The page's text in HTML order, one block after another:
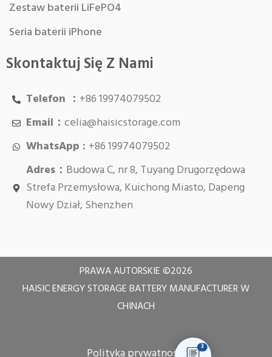
3
Zestaw baterii LiFePO4
Seria baterii iPhone
Skontaktuj Się Z Nami
Telefon ： +86 19974079502
Email： celia@haisicstorage.com
WhatsApp : +86 19974079502
Adres： Budowa C, nr 8, Tuyang Drugorzędowa
Strefa Przemysłowa, Kuichong Miasto, Dapeng
Nowy Dział, Shenzhen
PRAWA AUTORSKIE ©2026
HAISIC ENERGY STORAGE BATTERY MANUFACTURER W
CHINACH